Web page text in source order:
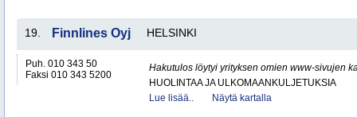
19. Finnlines Oyj HELSINKI
Puh. 010 343 50
Faksi 010 343 5200
Hakutulos löytyi yrityksen omien www-sivujen
HUOLINTAA JA ULKOMAANKULJETUKSIA
Lue lisää..
Näytä kartalla